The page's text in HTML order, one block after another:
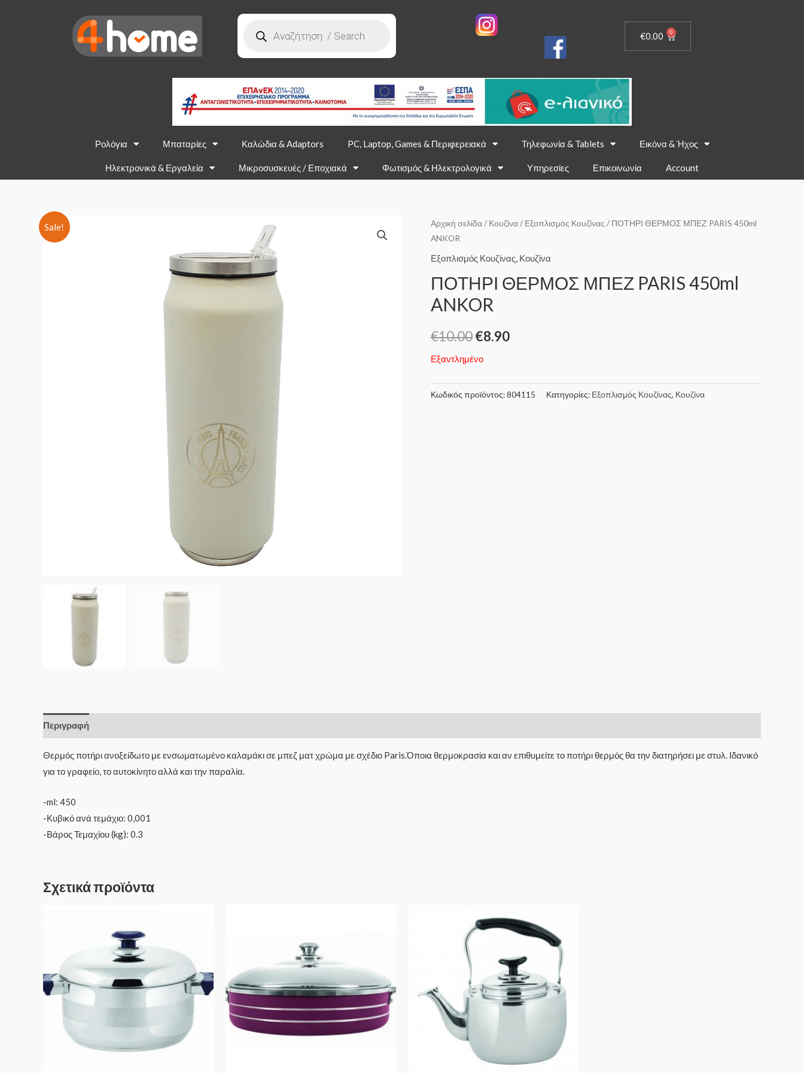
€0.00 0
Ρολόγια Μπαταρίες Καλώδια & Adaptors PC, Laptop, Games & Περιφερειακά Τηλεφωνία & Tablets Εικόνα & Ήχος
Ηλεκτρονικά & Εργαλεία Μικροσυσκευές / Εποχιακά Φωτισμός & Ηλεκτρολογικά Υπηρεσίες Επικοινωνία Account
Sale! Αρχική σελίδα/ Κουζίνα/ Εξοπλισμός Κουζίνας / ΠΟΤΗΡΙ ΘΕΡΜΟΣ ΜΠΕΖ PARIS 450ml
ANKOR
Εξοπλισμός Κουζίνας, Κουζίνα
ΠΟΤΗΡΙ ΘΕΡΜΟΣ ΜΠΕΖ PARIS 450ml
ANKOR
€10.00€8.90
Εξαντλημένο
Κωδικός προϊόντος:804115 Κατηγορίες: Εξοπλισμός Κουζίνας, Κουζίνα
Περιγραφή
Θερμός ποτήρι ανοξείδωτο με ενσωματωμένο καλαμάκι σε μπεζ ματ χρώμα με σχέδιο Paris.Όποια θερμοκρασία και αν επιθυμείτε το ποτήρι θερμός θα την διατηρήσει με στυλ. Ιδανικό
για το γραφείο, το αυτοκίνητο αλλά και την παραλία.
-ml: 450
-Κυβικό ανά τεμάχιο: 0,001
-Βάρος Τεμαχίου (kg): 0.3
Σχετικά προϊόντα